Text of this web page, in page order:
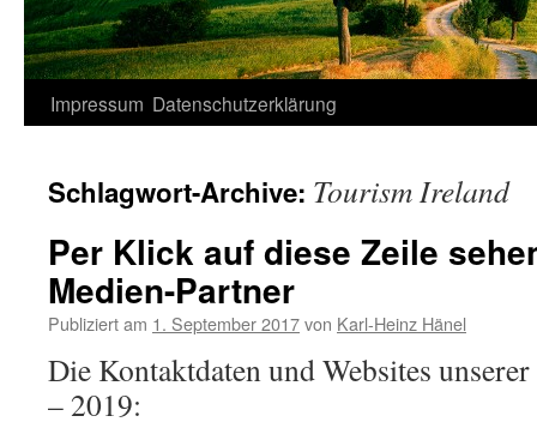
Zum
springen
Impressum Datenschutzerklärung
Schlagwort-Archive: Tourism Ireland
Per Klick auf diese Zeile
Medien-Partner
Publiziert am 1. September 2017von Karl-Heinz Hänel
Die Kontaktdaten und Websites
– 2019: